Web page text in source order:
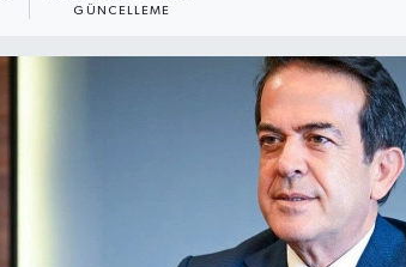
GÜNCELLEME